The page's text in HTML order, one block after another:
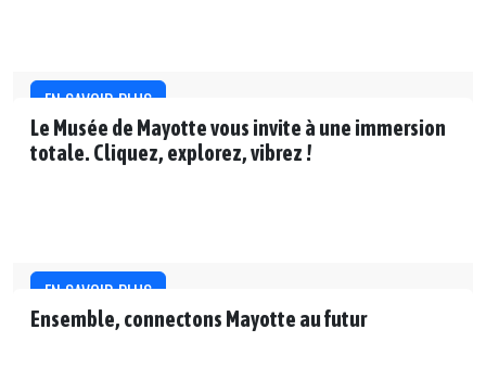
EN SAVOIR PLUS
Le Musée de Mayotte vous invite à une immersion
totale. Cliquez, explorez, vibrez !
EN SAVOIR PLUS
Ensemble, connectons Mayotte au futur